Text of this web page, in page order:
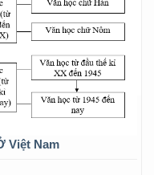
Việt Nam